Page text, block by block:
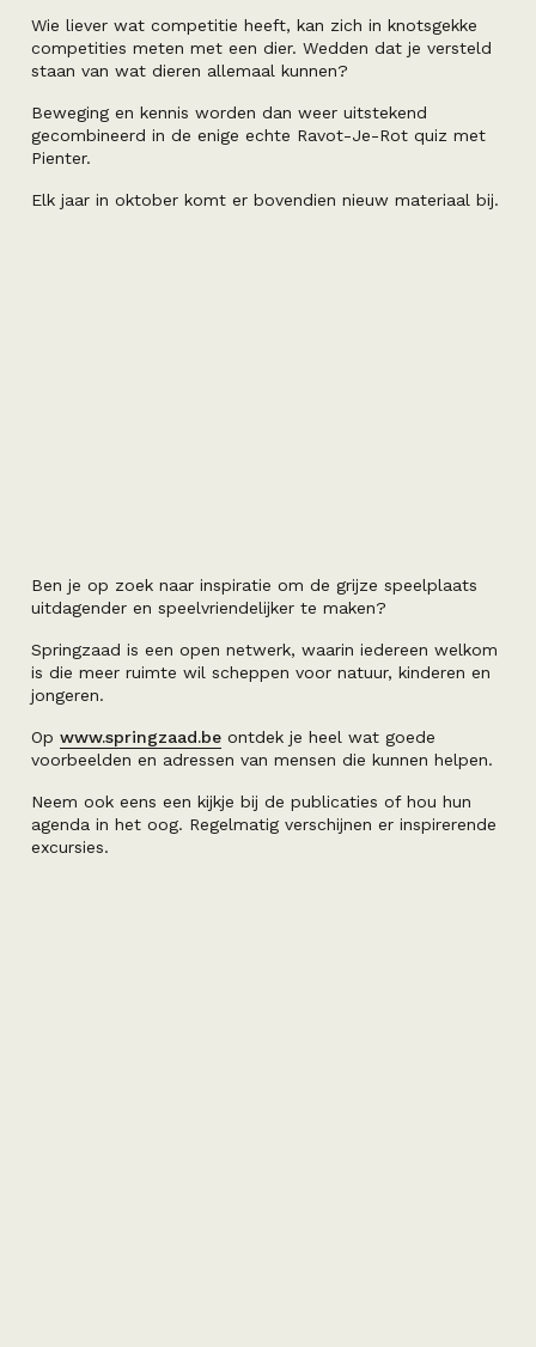
Wie liever wat competitie heeft, kan zich in knotsgekke
competities meten met een dier. Wedden dat je versteld
staan van wat dieren allemaal kunnen?
Beweging en kennis worden dan weer uitstekend
gecombineerd in de enige echte Ravot-Je-Rot quiz met
Pienter.
Elk jaar in oktober komt er bovendien nieuw materiaal bij.
Ben je op zoek naar inspiratie om de grijze speelplaats
uitdagender en speelvriendelijker te maken?
Springzaad is een open netwerk, waarin iedereen welkom
is die meer ruimte wil scheppen voor natuur, kinderen en
jongeren.
Op www.springzaad.be ontdek je heel wat goede
voorbeelden en adressen van mensen die kunnen helpen.
Neem ook eens een kijkje bij de publicaties of hou hun
agenda in het oog. Regelmatig verschijnen er inspirerende
excursies.